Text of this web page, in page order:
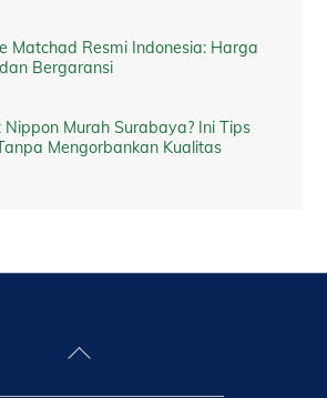
Matchad Resmi Indonesia: Harga
Bergaransi
Nippon Murah Surabaya? Ini Tips
Mengorbankan Kualitas
Back